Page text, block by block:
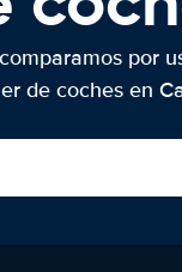
por
de coches en